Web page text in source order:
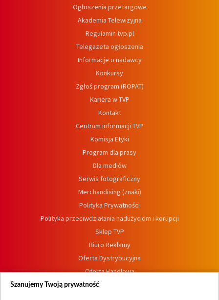
Ogłoszenia przetargowe
Akademia Telewizyjna
Regulamin tvp.pl
Telegazeta ogłoszenia
Informacje o nadawcy
Konkursy
Zgłoś program (ROPAT)
Kariera w TVP
Kontakt
Centrum informacji TVP
Komisja Etyki
Program dla prasy
Dla mediów
Serwis fotograficzny
Merchandising (znaki)
Polityka Prywatności
Polityka przeciwdziałania nadużyciom i korupcji
Sklep TVP
Biuro Reklamy
Oferta Dystrybucyjna
Oferta Handlowa
Dostępność
Szanujemy Twoją prywatność